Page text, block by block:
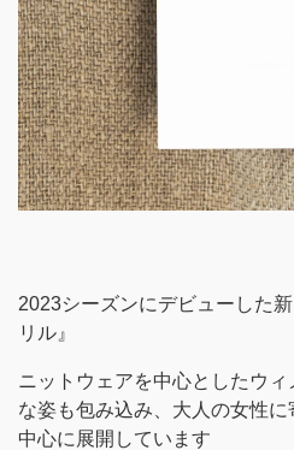
2023シーズンにデビューした
リル』
ニットウェアを中心としたウ
な姿も包み込み、大人の女性
中心に展開しています